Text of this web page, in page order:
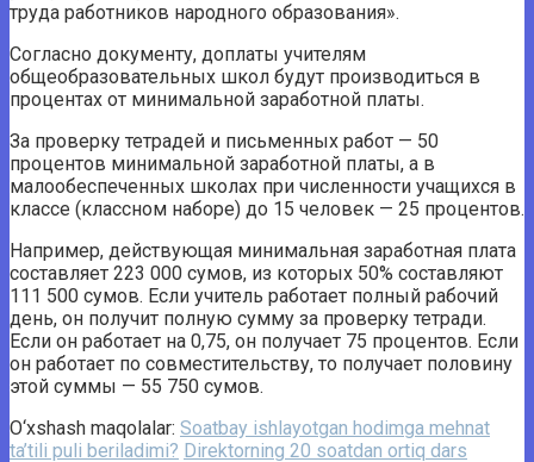
труда работников народного образования».
Согласно документу, доплаты учителям
общеобразовательных школ будут производиться в
процентах от минимальной заработной платы.
За проверку тетрадей и письменных работ — 50
процентов минимальной заработной платы, а в
малообеспеченных школах при численности учащихся в
классе (классном наборе) до 15 человек — 25 процентов.
Например, действующая минимальная заработная плата
составляет 223 000 сумов, из которых 50% составляют
111 500 сумов. Если учитель работает полный рабочий
день, он получит полную сумму за проверку тетради.
Если он работает на 0,75, он получает 75 процентов. Если
он работает по совместительству, то получает половину
этой суммы — 55 750 сумов.
O‘xshash maqolalar: Soatbay ishlayotgan hodimga mehnat
ta’tili puli beriladimi? Direktorning 20 soatdan ortiq dars